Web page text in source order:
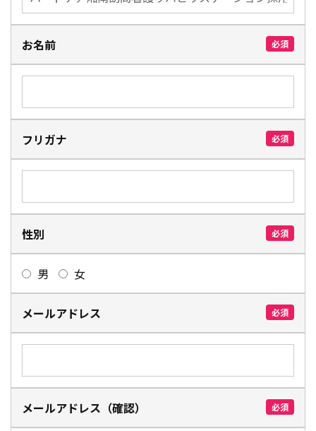
お名前 必須
フリガナ 必須
性別 必須
男 女
メールアドレス 必須
メールアドレス（確認） 必須